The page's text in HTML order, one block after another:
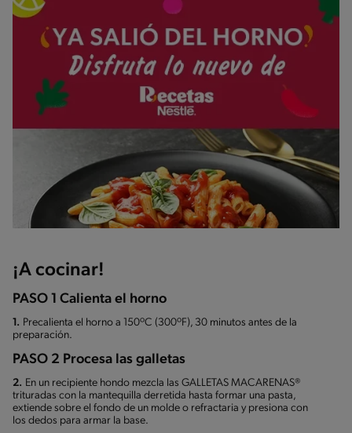
¡A cocinar!
PASO 1 Calienta el horno
1. Precalienta el horno a 150ºC (300ºF), 30 minutos antes de la
preparación.
PASO 2 Procesa las galletas
2. En un recipiente hondo mezcla las GALLETAS MACARENAS®
trituradas con la mantequilla derretida hasta formar una pasta,
extiende sobre el fondo de un molde o refractaria y presiona con
los dedos para armar la base.